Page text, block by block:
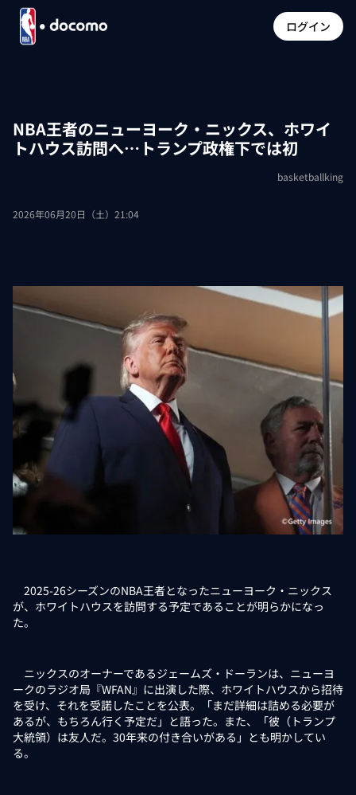
ログイン
NBA王者のニューヨーク・ニックス、ホワイ
トハウス訪問へ…トランプ政権下では初
basketballking
2026年06月20日（土）21:04
2025-26シーズンのNBA王者となったニューヨーク・ニックス
が、ホワイトハウスを訪問する予定であることが明らかになっ
た。
ニックスのオーナーであるジェームズ・ドーランは、ニューヨ
ークのラジオ局『WFAN』に出演した際、ホワイトハウスから招待
を受け、それを受諾したことを公表。「まだ詳細は詰める必要が
あるが、もちろん行く予定だ」と語った。また、「彼（トランプ
大統領）は友人だ。30年来の付き合いがある」とも明かしてい
る。